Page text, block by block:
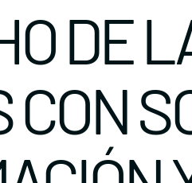
DE
CON